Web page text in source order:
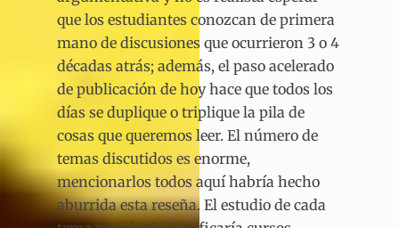
que los estudiantes conozcan de primera
mano de discusiones que ocurrieron 3 o 4
décadas atrás; además, el paso acelerado
de publicación de hoy hace que todos los
días se duplique o triplique la pila de
cosas que queremos leer. El número de
temas discutidos es enorme,
mencionarlos todos aquí habría hecho
aburrida esta reseña. El estudio de cada